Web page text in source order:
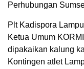
Perhubungan
Plt Kadispora
Ketua Umum
dipakaikan kalung
Kontingen atlet